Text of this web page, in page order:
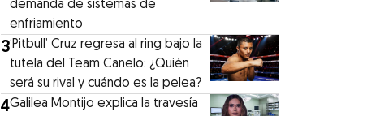
demanda de sistemas de
enfriamiento
3‘Pitbull’ Cruz regresa al ring bajo la
tutela del Team Canelo: ¿Quién
será su rival y cuándo es la pelea?
4Galilea Montijo explica la travesía